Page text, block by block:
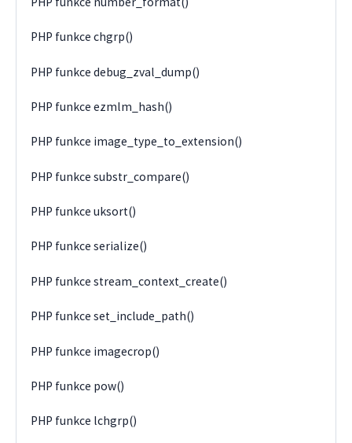
PHP funkce chgrp()
PHP funkce debug_zval_dump()
PHP funkce ezmlm_hash()
PHP funkce image_type_to_extension()
PHP funkce substr_compare()
PHP funkce uksort()
PHP funkce serialize()
PHP funkce stream_context_create()
PHP funkce set_include_path()
PHP funkce imagecrop()
PHP funkce pow()
PHP funkce lchgrp()